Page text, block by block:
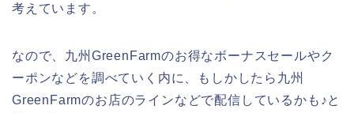
考えています。
なので、九州GreenFarmのお得なボーナスセールやク
ーポンなどを調べていく内に、もしかしたら九州
GreenFarmのお店のラインなどで配信しているかも♪と